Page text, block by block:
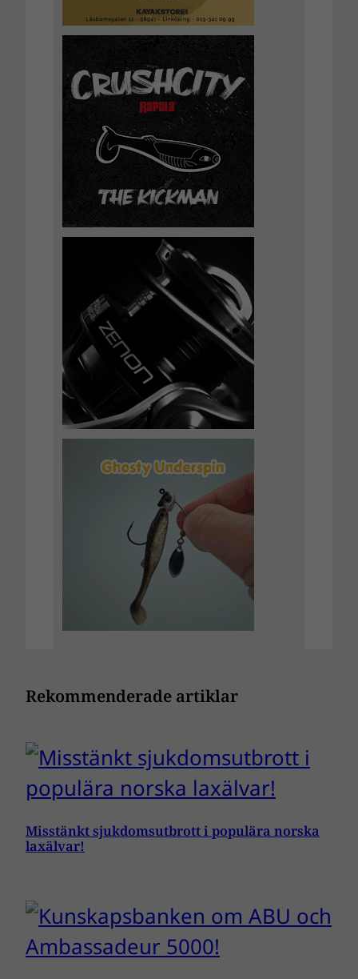
Rekommenderade artiklar
Misstänkt sjukdomsutbrott i populära norska
laxälvar!